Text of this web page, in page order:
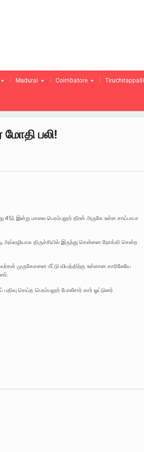
Madurai Coimbatore Tiruchirappalli
மோதி பலி!
45), இன்று மாலை பெரம்பலூர் தீரன் அருகே உள்ள சாய்பாபா
திருச்சியில் இருந்து சென்னை நோக்கி சென்ற
முருகேசனை மீட்டு விபத்திற்கு உள்ளான காரிலேயே
பதிவு செய்த பெரம்பலூர் போலீசார் கார் ஓட்டுனர்